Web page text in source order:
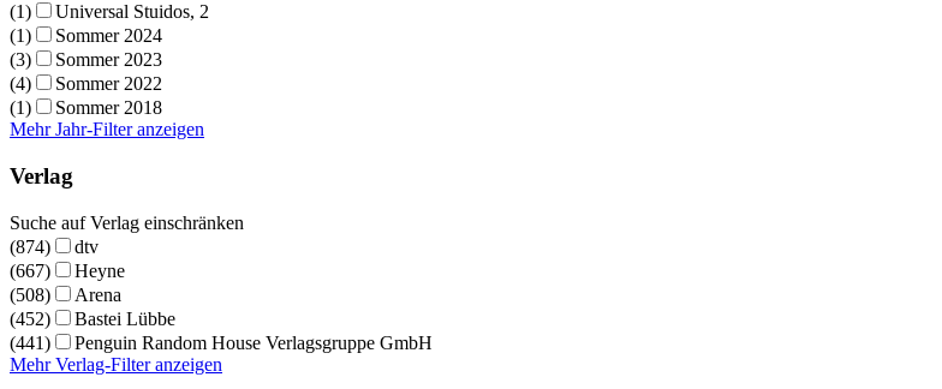
(1)
Universal Stuidos, 2
(1)
Sommer 2024
(3)
Sommer 2023
(4)
Sommer 2022
(1)
Sommer 2018
Mehr Jahr-Filter anzeigen
Verlag
Suche auf Verlag einschränken
(874)
dtv
(667)
Heyne
(508)
Arena
(452)
Bastei Lübbe
(441)
Penguin Random House Verlagsgruppe GmbH
Mehr Verlag-Filter anzeigen